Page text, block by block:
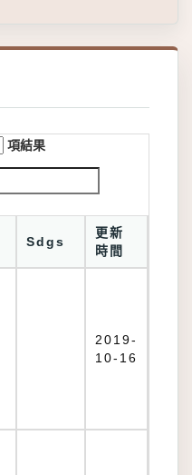
項結果
Sdgs
更新
時間
2019-
10-16